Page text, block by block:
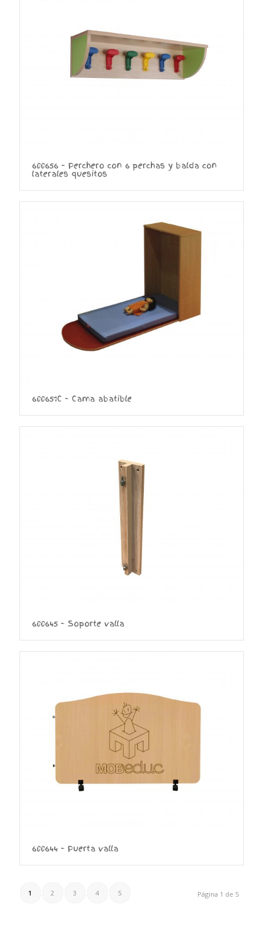
600656 – Perchero con 6 perchas y balda con
laterales quesitos
600651C – Cama abatible
600645 – Soporte valla
600644 – Puerta valla
Página 1 de 5
1 2 3 4 5